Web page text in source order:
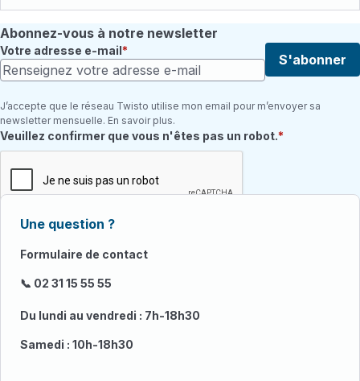
Abonnez-vous à notre newsletter
Votre adresse e-mail
S'abonner
J’accepte que le réseau Twisto utilise mon email pour m’envoyer sa
newsletter mensuelle. En savoir plus.
Champ requis
Veuillez confirmer que vous n'êtes pas un robot.
Une question ?
Formulaire de contact
📞 02 31 15 55 55
Du lundi au vendredi : 7h-18h30
Samedi : 10h-18h30